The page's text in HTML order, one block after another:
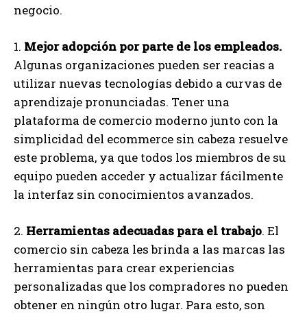
negocio.
1. Mejor adopción por parte de los empleados.
Algunas organizaciones pueden ser reacias a
utilizar nuevas tecnologías debido a curvas de
aprendizaje pronunciadas. Tener una
plataforma de comercio moderno junto con la
simplicidad del ecommerce sin cabeza resuelve
este problema, ya que todos los miembros de su
equipo pueden acceder y actualizar fácilmente
la interfaz sin conocimientos avanzados.
2. Herramientas adecuadas para el trabajo. El
comercio sin cabeza les brinda a las marcas las
herramientas para crear experiencias
personalizadas que los compradores no pueden
obtener en ningún otro lugar. Para esto, son